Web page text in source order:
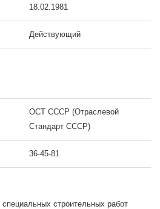
18.02.1981
Действующий
ОСТ СССР (Отраслевой
Стандарт СССР)
36-45-81
строительных работ